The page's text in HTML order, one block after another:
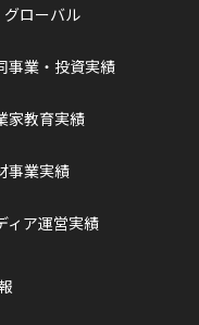
グローバル
事業・投資実績
家教育実績
事業実績
ィア運営実績